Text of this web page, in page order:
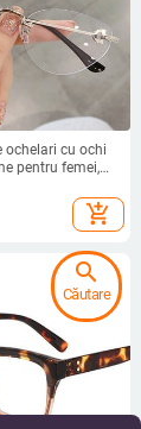
ochelari cu ochi
pentru femei,
optice de
ochelari de
înaltă calitate
add_shopping_cart
search
Căutare